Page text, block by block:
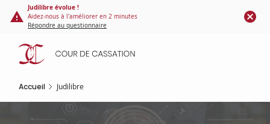
Panneau de gestion des cookies
contenu
principal
Judilibre évolue !
Aidez-nous à l'améliorer en 2 minutes
Répondre au questionnaire
Accueil Judilibre